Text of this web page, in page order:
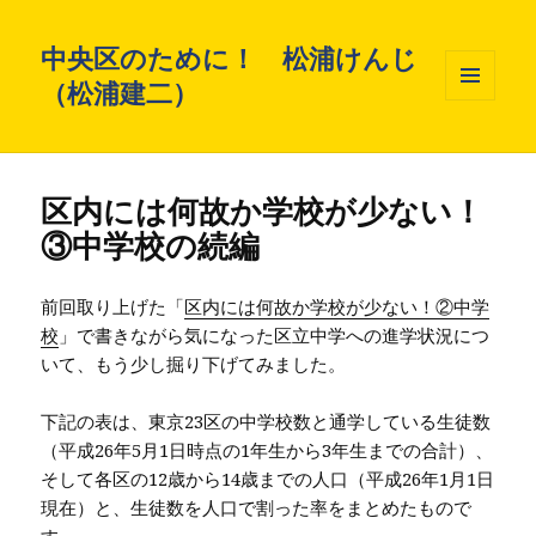
中央区のために！ 松浦けんじ
（松浦建二）
ィジェ
区内には何故か学校が少ない！
③中学校の続編
前回取り上げた「区内には何故か学校が少ない！②中学
校 」で書きながら気になった区立中学への進学状況につ
いて、もう少し掘り下げてみました。
下記の表は、東京23区の中学校数と通学している生徒数
（平成26年5月1日時点の1年生から3年生までの合計）、
そして各区の12歳から14歳までの人口（平成26年1月1日
現在）と、生徒数を人口で割った率をまとめたもので